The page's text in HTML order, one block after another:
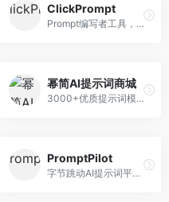
ClickPrompt
Prompt编写者工具，专注于提示词创作辅助。面向提示词创作者，提供提示词编辑、测试、分享等服务，创作工具完善。
幂简AI提示词商城
3000+优质提示词模板平台，专注于中文提示词。面向中文AI用户，提供提示词模板、分类检索、一键使用等服务，中文提示词丰富。
PromptPilot
字节跳动AI提示词平台，专注于提示词优化与管理。面向AI用户，提供提示词优化、效果测试、团队协作等服务，企业级功能完善。